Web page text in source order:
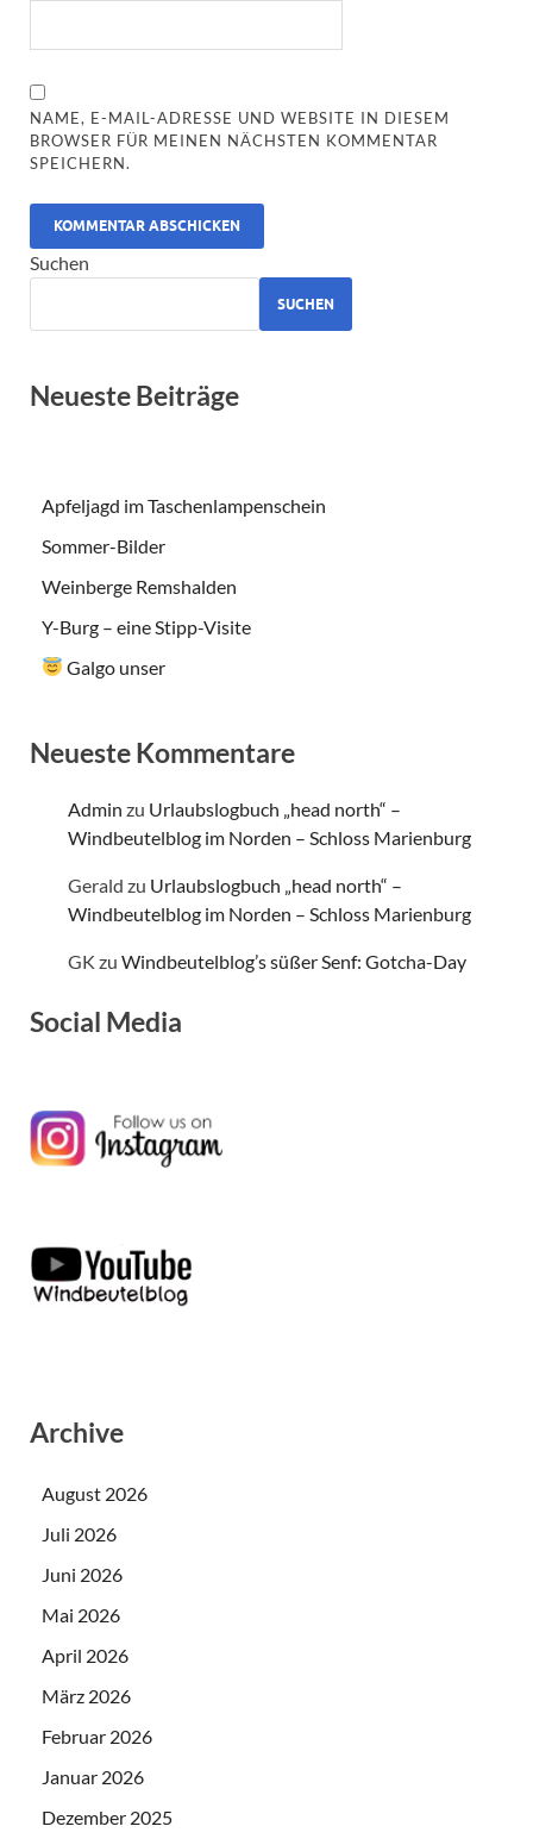
NAME, E-MAIL-ADRESSE UND WEBSITE IN DIESEM
BROWSER FÜR MEINEN NÄCHSTEN KOMMENTAR
SPEICHERN.
ALTERNATIVE:
Suchen
SUCHEN
Neueste Beiträge
Apfeljagd im Taschenlampenschein
Sommer-Bilder
Weinberge Remshalden
Y-Burg – eine Stipp-Visite
Galgo unser
Neueste Kommentare
Admin zu Urlaubslogbuch „head north“ –
Windbeutelblog im Norden – Schloss Marienburg
Gerald zu Urlaubslogbuch „head north“ –
Windbeutelblog im Norden – Schloss Marienburg
GK zu Windbeutelblog’s süßer Senf: Gotcha-Day
Social Media
Archive
August 2026
Juli 2026
Juni 2026
Mai 2026
April 2026
März 2026
Februar 2026
Januar 2026
Dezember 2025